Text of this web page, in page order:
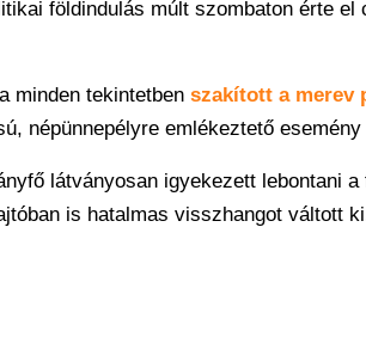
földindulás múlt szombaton érte
minden tekintetben szakított a merev
népünnepélyre emlékeztető
látványosan igyekezett lebontani
is hatalmas visszhangot váltott